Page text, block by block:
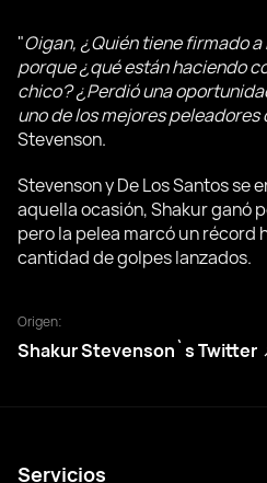
"Oigan, ¿Quién tiene firmado
porque ¿qué están haciendo
chico? ¿Perdió una
uno de los mejores
Stevenson.
Stevenson y De Los Santos se
aquella ocasión, Shakur ganó
pero la pelea marcó un récord
cantidad de golpes lanzados.
Origen:
Shakur Stevenson`s Twitter
Servicios